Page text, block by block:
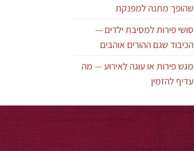
שהופך מתנה למפנקת
סושי פירות למסיבת ילדים —
הכיבוד שגם ההורים אוהבים
מגש פירות או עוגה לאירוע — מה
עדיף להזמין